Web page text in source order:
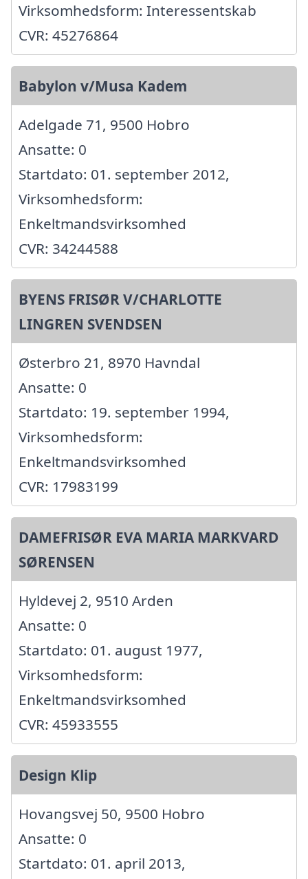
Virksomhedsform: Interessentskab
CVR: 45276864
Babylon v/Musa Kadem
Adelgade 71, 9500 Hobro
Ansatte: 0
Startdato: 01. september 2012,
Virksomhedsform:
Enkeltmandsvirksomhed
CVR: 34244588
BYENS FRISØR V/CHARLOTTE
LINGREN SVENDSEN
Østerbro 21, 8970 Havndal
Ansatte: 0
Startdato: 19. september 1994,
Virksomhedsform:
Enkeltmandsvirksomhed
CVR: 17983199
DAMEFRISØR EVA MARIA MARKVARD
SØRENSEN
Hyldevej 2, 9510 Arden
Ansatte: 0
Startdato: 01. august 1977,
Virksomhedsform:
Enkeltmandsvirksomhed
CVR: 45933555
Design Klip
Hovangsvej 50, 9500 Hobro
Ansatte: 0
Startdato: 01. april 2013,